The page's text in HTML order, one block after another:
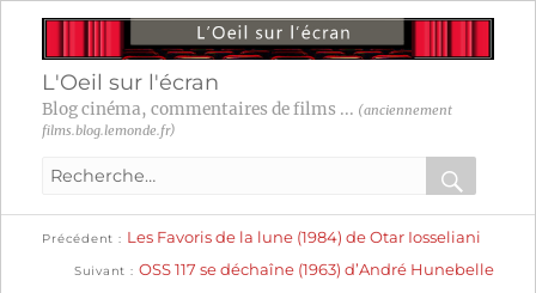
L'Oeil sur l'écran
Blog cinéma, commentaires de films ... (anciennement
films.blog.lemonde.fr)
Recherche
:
OK
Navigation
Précédent
précédente :
Les Favoris de la lune (1984) de Otar Iosseliani
Suivant
suivante :
OSS 117 se déchaîne (1963) d’André Hunebelle